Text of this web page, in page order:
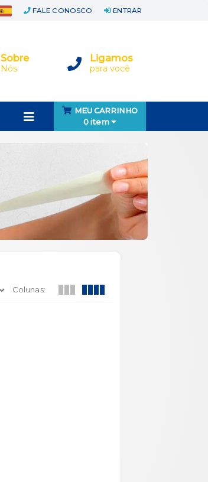
FALE CONOSCO ENTRAR
Ligamos
para você
Sobre
Nós
MEU CARRINHO
0 item
Colunas: